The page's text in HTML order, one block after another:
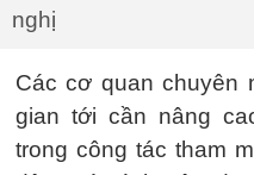
nghị
Các cơ quan chuyên
gian tới cần nâng
trong công tác tham